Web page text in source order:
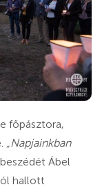
főpásztora,
„Napjainkban
Ábel
hallott